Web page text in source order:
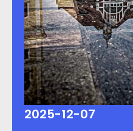
2025-12-07